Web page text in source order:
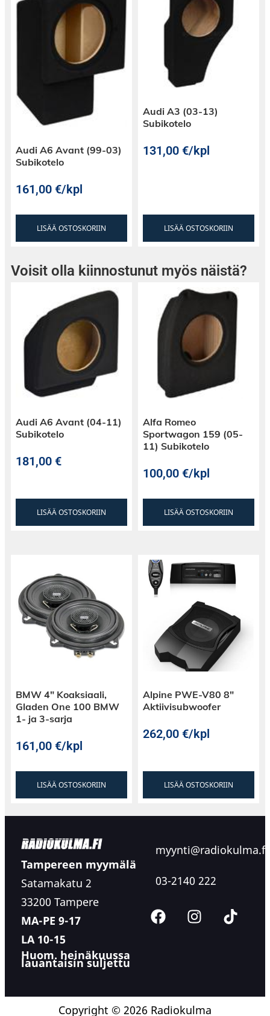
Audi A6 Avant (99-03)
Subikotelo
161,00€/kpl
LISÄÄ OSTOSKORIIN
Audi A3 (03-13)
Subikotelo
131,00€/kpl
LISÄÄ OSTOSKORIIN
Voisit olla kiinnostunut myös näistä?
Audi A6 Avant (04-11)
Subikotelo
181,00€
LISÄÄ OSTOSKORIIN
Alfa Romeo
Sportwagon 159 (05-
11) Subikotelo
100,00€/kpl
LISÄÄ OSTOSKORIIN
BMW 4″ Koaksiaali,
Gladen One 100 BMW
1- ja 3-sarja
161,00€/kpl
LISÄÄ OSTOSKORIIN
Alpine PWE-V80 8″
Aktiivisubwoofer
262,00€/kpl
LISÄÄ OSTOSKORIIN
Tampereen myymälä
Satamakatu 2
33200 Tampere
MA-PE 9-17
LA 10-15
Huom. heinäkuussa
lauantaisin suljettu
myynti@radiokulma.fi
03-2140 222
Copyright © 2026 Radiokulma